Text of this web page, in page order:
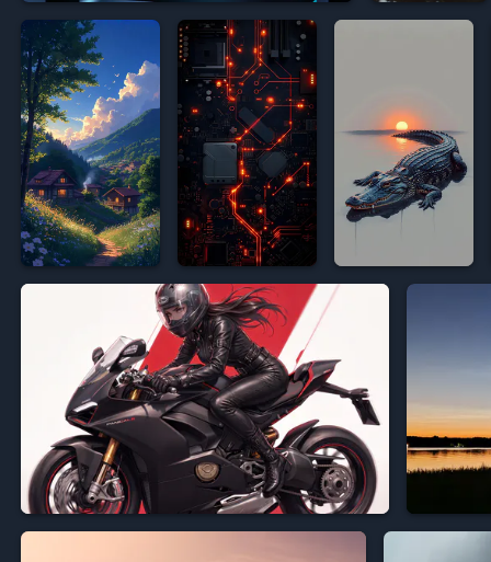
     
  